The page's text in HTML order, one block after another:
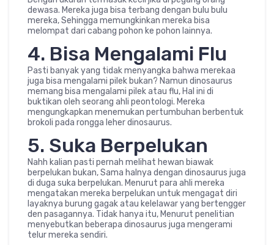
dewasa. Mereka juga bisa terbang dengan bulu bulu
mereka, Sehingga memungkinkan mereka bisa
melompat dari cabang pohon ke pohon lainnya.
4. Bisa Mengalami Flu
Pasti banyak yang tidak menyangka bahwa merekaa
juga bisa mengalami pilek bukan? Namun dinosaurus
memang bisa mengalami pilek atau flu, Hal ini di
buktikan oleh seorang ahli peontologi. Mereka
mengungkapkan menemukan pertumbuhan berbentuk
brokoli pada rongga leher dinosaurus.
5. Suka Berpelukan
Nahh kalian pasti pernah melihat hewan biawak
berpelukan bukan, Sama halnya dengan dinosaurus juga
di duga suka berpelukan. Menurut para ahli mereka
mengatakan mereka berpelukan untuk mengagat diri
layaknya burung gagak atau kelelawar yang bertengger
den pasagannya. Tidak hanya itu, Menurut penelitian
menyebutkan beberapa dinosaurus juga mengerami
telur mereka sendiri.